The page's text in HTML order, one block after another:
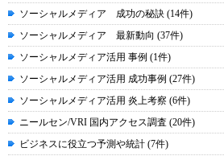
ソーシャルメディア 成功の秘訣 (14件)
ソーシャルメディア 最新動向 (37件)
ソーシャルメディア活用 事例 (1件)
ソーシャルメディア活用 成功事例 (27件)
ソーシャルメディア活用 炎上考察 (6件)
ニールセン/VRI 国内アクセス調査 (20件)
ビジネスに役立つ予測や統計 (7件)